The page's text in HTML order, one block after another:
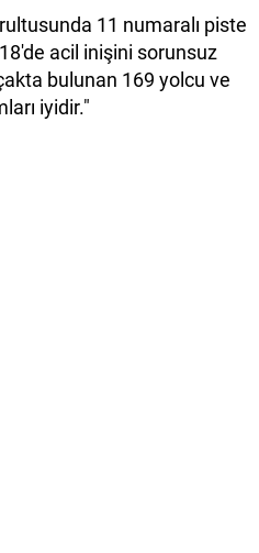
11 numaralı piste
acil inişini sorunsuz
bulunan 169 yolcu ve
iyidir."